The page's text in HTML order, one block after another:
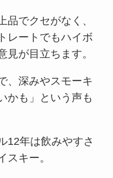
品でクセがなく、
レートでもハイボ
見が目立ちます。
、深みやスモーキ
かも」という声も
12年は飲みやすさ
スキー。